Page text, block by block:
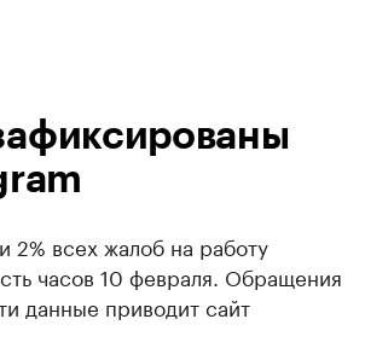
2% всех жалоб на работу
часов 10 февраля. Обращения
данные приводит сайт